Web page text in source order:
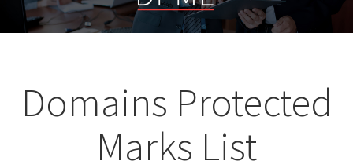
Domains Protected
Marks List